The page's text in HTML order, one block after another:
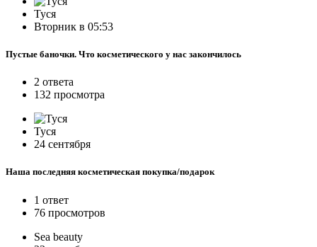
Туся
Вторник в 05:53
Пустые баночки. Что косметического у нас закончилось
2 ответа
132 просмотра
Туся
24 сентября
Наша последняя косметическая покупка/подарок
1 ответ
76 просмотров
Sea beauty